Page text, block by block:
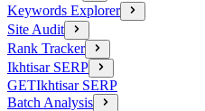
Keywords Explorer
Site Audit
Rank Tracker
Ikhtisar SERP
GETIkhtisar SERP
Batch Analysis